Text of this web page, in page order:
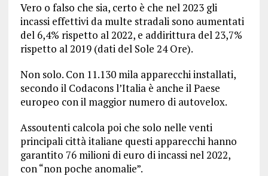
Vero o falso che sia, certo è che nel 2023 gli
incassi effettivi da multe stradali sono aumentati
del 6,4% rispetto al 2022, e addirittura del 23,7%
rispetto al 2019 (dati del Sole 24 Ore).
Non solo. Con 11.130 mila apparecchi installati,
secondo il Codacons l’Italia è anche il Paese
europeo con il maggior numero di autovelox.
Assoutenti calcola poi che solo nelle venti
principali città italiane questi apparecchi hanno
garantito 76 milioni di euro di incassi nel 2022,
con “non poche anomalie”.